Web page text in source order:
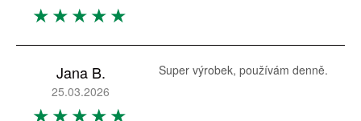
Jana B.
25.03.2026
Super výrobek, používám denně.